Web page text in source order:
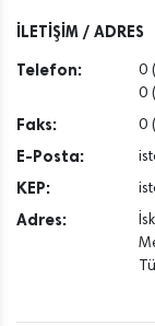
İLETİŞİM / ADRES
Telefon:
0
0
Faks: 0
E-Posta:
KEP:
Adres: